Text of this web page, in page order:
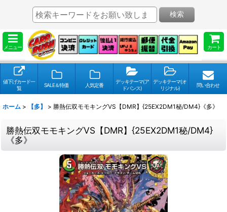
メニュー カート
検索
値下げカード一
覧
SALE＆特価 人気定番
デッキテーマ(ア
ドバンス)
デッキテーマ(オ
リジナル)
問い合わせ
ホーム > 【多】 > 勝熱伝双モモキングVS【DMR】{25EX2DM1秘/DM4}《多》
勝熱伝双モモキングVS【DMR】{25EX2DM1秘/DM4}
《多》